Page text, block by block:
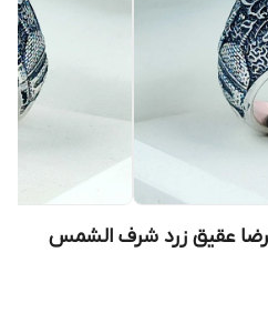
عقیق زرد شرف الشمس